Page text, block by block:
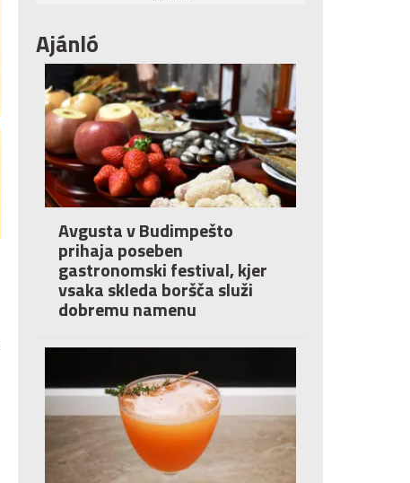
Ajánló
Avgusta v Budimpešto
prihaja poseben
gastronomski festival, kjer
vsaka skleda boršča služi
dobremu namenu